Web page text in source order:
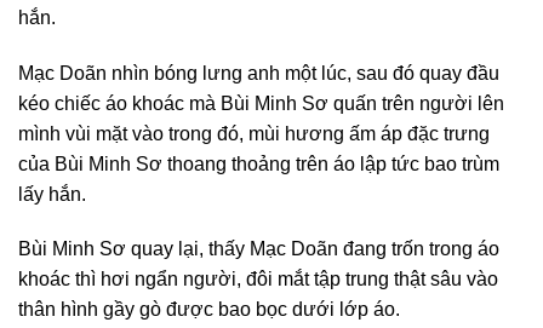
hắn.
Mạc Doãn nhìn bóng lưng anh một lúc, sau đó quay đầu
kéo chiếc áo khoác mà Bùi Minh Sơ quấn trên người lên
mình vùi mặt vào trong đó, mùi hương ấm áp đặc trưng
của Bùi Minh Sơ thoang thoảng trên áo lập tức bao trùm
lấy hắn.
Bùi Minh Sơ quay lại, thấy Mạc Doãn đang trốn trong áo
khoác thì hơi ngẩn người, đôi mắt tập trung thật sâu vào
thân hình gầy gò được bao bọc dưới lớp áo.